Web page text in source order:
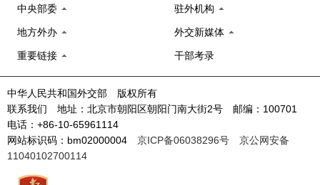
中央部委 驻外机构
地方外办 外交新媒体
重要链接 干部考录
中华人民共和国外交部 版权所有
联系我们 地址：北京市朝阳区朝阳门南大街2号 邮编：100701
电话：+86-10-65961114
网站标识码：bm02000004 京ICP备06038296号
京公网安备
11040102700114